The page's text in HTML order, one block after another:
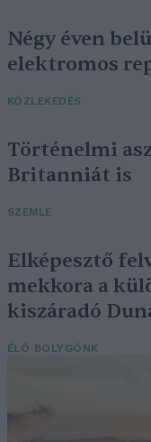
Négy éven
elektromos
KÖZLEKEDÉS
Történelmi
Britanniát is
SZEMLE
Elképesztő
mekkora a
kiszáradó
ÉLŐ BOLYGÓNK